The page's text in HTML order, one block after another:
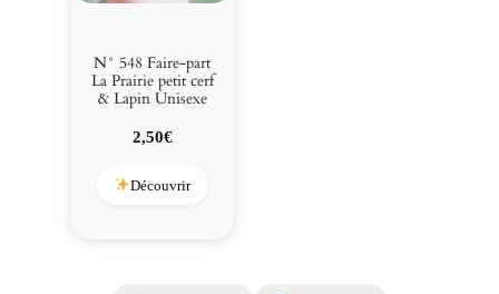
N° 548 Faire-part
La Prairie petit cerf
& Lapin Unisexe
2,50€
Découvrir